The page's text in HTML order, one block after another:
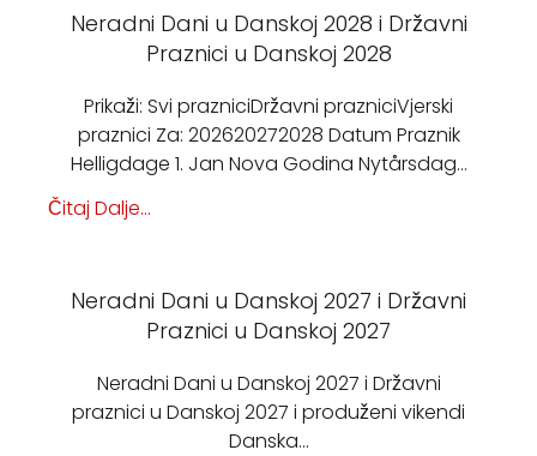
Neradni Dani u Danskoj 2028 i Državni
Praznici u Danskoj 2028
Prikaži: Svi prazniciDržavni prazniciVjerski
praznici Za: 202620272028 Datum Praznik
Helligdage 1. Jan Nova Godina Nytårsdag…
Čitaj Dalje...
Neradni Dani u Danskoj 2027 i Državni
Praznici u Danskoj 2027
Neradni Dani u Danskoj 2027 i Državni
praznici u Danskoj 2027 i produženi vikendi
Danska…